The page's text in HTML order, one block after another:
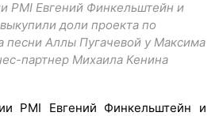
PMI Евгений Финкельштейн и
доли проекта по
песни Аллы Пугачевой у Максима
партнер Михаила Кенина
PMI Евгений Финкельштейн и